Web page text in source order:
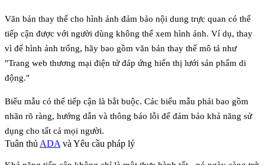
Văn bản thay thế cho hình ảnh đảm bảo nội dung trực quan có thể
tiếp cận được với người dùng không thể xem hình ảnh. Ví dụ, thay
vì để hình ảnh trống, hãy bao gồm văn bản thay thế mô tả như
"Trang web thương mại điện tử đáp ứng hiển thị lưới sản phẩm di
động."
Biểu mẫu có thể tiếp cận là bắt buộc. Các biểu mẫu phải bao gồm
nhãn rõ ràng, hướng dẫn và thông báo lỗi để đảm bảo khả năng sử
dụng cho tất cả mọi người.
Tuân thủ ADA và Yêu cầu pháp lý